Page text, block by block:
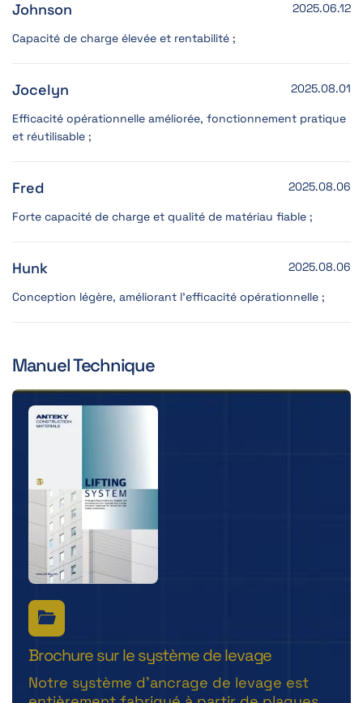
Johnson
2025.06.12
Capacité de charge élevée et rentabilité ;
Jocelyn
2025.08.01
Efficacité opérationnelle améliorée, fonctionnement pratique
et réutilisable ;
Fred
2025.08.06
Forte capacité de charge et qualité de matériau fiable ;
Hunk
2025.08.06
Conception légère, améliorant l'efficacité opérationnelle ;
Manuel Technique
Brochure sur le système de levage
Notre système d'ancrage de levage est